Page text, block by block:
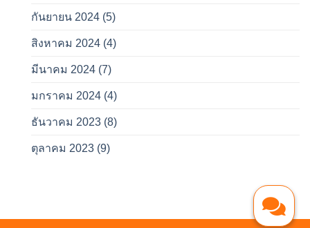
กันยายน 2024 (5)
สิงหาคม 2024 (4)
มีนาคม 2024 (7)
มกราคม 2024 (4)
ธันวาคม 2023 (8)
ตุลาคม 2023 (9)